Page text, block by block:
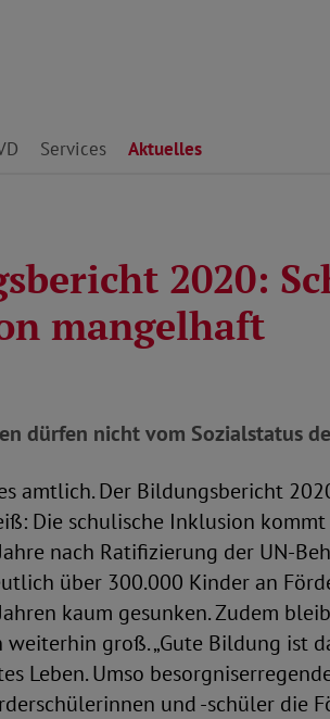
Services Aktuelles
2020:
mangelhaft
dürfen nicht vom Sozialstatus
amtlich. Der Bildungsbericht
Die schulische Inklusion
nach Ratifizierung der UN-
über 300.000 Kinder an
kaum gesunken. Zudem
weiterhin groß. „Gute Bildung ist
Leben. Umso
und -schüler die